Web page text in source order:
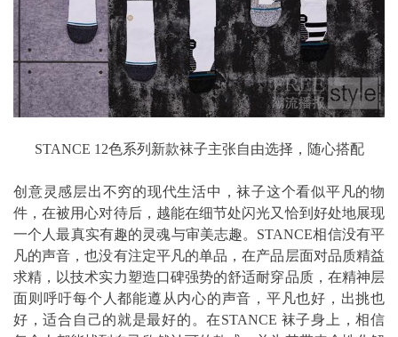
STANCE 12色系列新款袜子主张自由选择，随心搭配
创意灵感层出不穷的现代生活中，袜子这个看似平凡的物
件，在被用心对待后，越能在细节处闪光又恰到好处地展现
一个人最真实有趣的灵魂与审美志趣。STANCE相信没有平
凡的声音，也没有注定平凡的单品，在产品层面对品质精益
求精，以技术实力塑造口碑强势的舒适耐穿品质，在精神层
面则呼吁每个人都能遵从内心的声音，平凡也好，出挑也
好，适合自己的就是最好的。在STANCE 袜子身上，相信